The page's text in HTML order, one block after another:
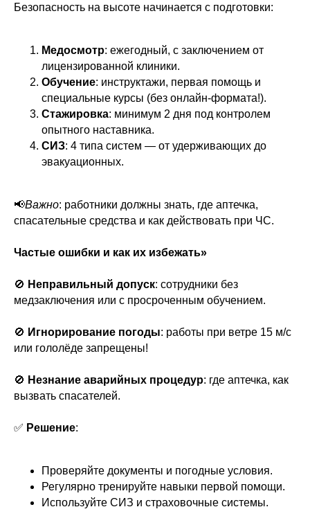
Безопасность на высоте начинается с подготовки:
Медосмотр: ежегодный, с заключением от
лицензированной клиники.
Обучение: инструктажи, первая помощь и
специальные курсы (без онлайн-формата!).
Стажировка: минимум 2 дня под контролем
опытного наставника.
СИЗ: 4 типа систем — от удерживающих до
эвакуационных.
📢Важно: работники должны знать, где аптечка,
спасательные средства и как действовать при ЧС.
Частые ошибки и как их избежать»
🚫 Неправильный допуск: сотрудники без
медзаключения или с просроченным обучением.
🚫 Игнорирование погоды: работы при ветре 15 м/с
или гололёде запрещены!
🚫 Незнание аварийных процедур: где аптечка, как
вызвать спасателей.
✅ Решение:
Проверяйте документы и погодные условия.
Регулярно тренируйте навыки первой помощи.
Используйте СИЗ и страховочные системы.